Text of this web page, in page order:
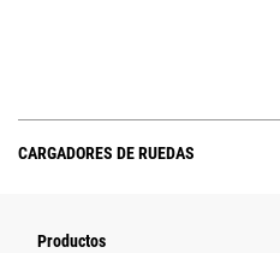
CARGADORES DE RUEDAS
Productos